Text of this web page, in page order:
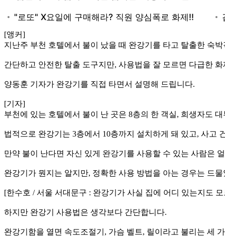
[앵커]
지난주 부천 호텔에서 불이 났을 때 완강기를 타고 탈출한 숙
간단하고 안전한 탈출 도구지만, 사용법을 잘 모르면 다급한
양동훈 기자가 완강기를 직접 타면서 설명해 드립니다.
[기자]
부천에 있는 호텔에서 불이 난 곳은 8층의 한 객실, 희생자도
법적으로 완강기는 3층에서 10층까지 설치하게 돼 있고, 사고
만약 불이 난다면 자신 있게 완강기를 사용할 수 있는 사람은
완강기가 뭔지는 알지만, 정확한 사용 방법을 아는 경우는 드
[한수호 / 서울 서대문구 : 완강기가 사실 집에 어디 있는지도
하지만 완강기 사용법은 생각보다 간단합니다.
완강기함을 열면 속도조절기, 가슴 벨트, 릴이라고 불리는 세